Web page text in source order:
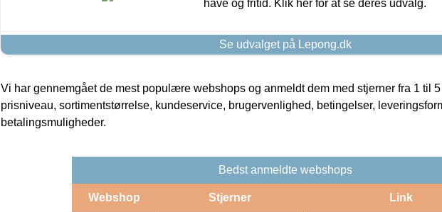
have og fritid. Klik her for at se deres udvalg.
Se udvalget på Lepong.dk
Vi har gennemgået de mest populære webshops og anmeldt dem med stjerner fra 1 til
prisniveau, sortimentstørrelse, kundeservice, brugervenlighed, betingelser,
betalingsmuligheder.
Bedst anmeldte webshops
Webshop Stjerner Link